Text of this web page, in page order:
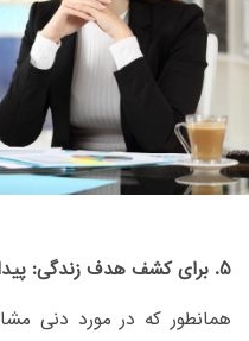
5. برای کشف هدف زندگی: پیدا کردن و ایجاد کردن یک اجتماع
همانطور که در مورد دنی